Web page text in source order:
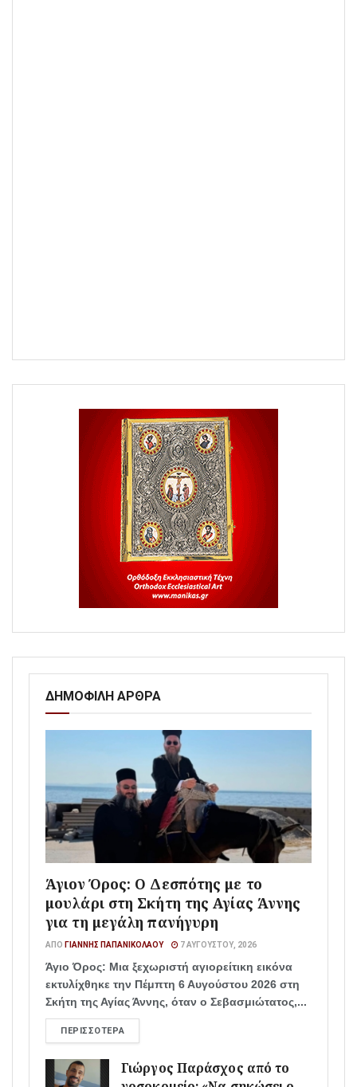
ΔΗΜΟΦΙΛΗ ΑΡΘΡΑ
Άγιον Όρος: Ο Δεσπότης με το
μουλάρι στη Σκήτη της Αγίας Άννης
για τη μεγάλη πανήγυρη
ΑΠΌ ΓΙΆΝΝΗΣ ΠΑΠΑΝΙΚΟΛΆΟΥ 7 ΑΥΓΟΎΣΤΟΥ, 2026
Άγιο Όρος: Μια ξεχωριστή αγιορείτικη εικόνα
εκτυλίχθηκε την Πέμπτη 6 Αυγούστου 2026 στη
Σκήτη της Αγίας Άννης, όταν ο Σεβασμιώτατος,...
ΠΕΡΙΣΣΌΤΕΡΑ
Γιώργος Παράσχος από το